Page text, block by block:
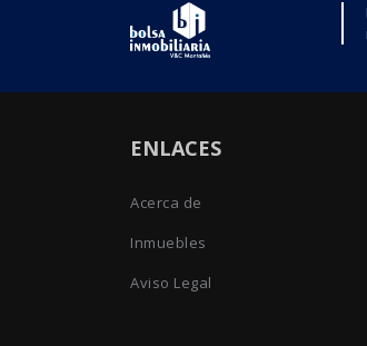
ENLACES
Acerca de
Inmuebles
Aviso Legal